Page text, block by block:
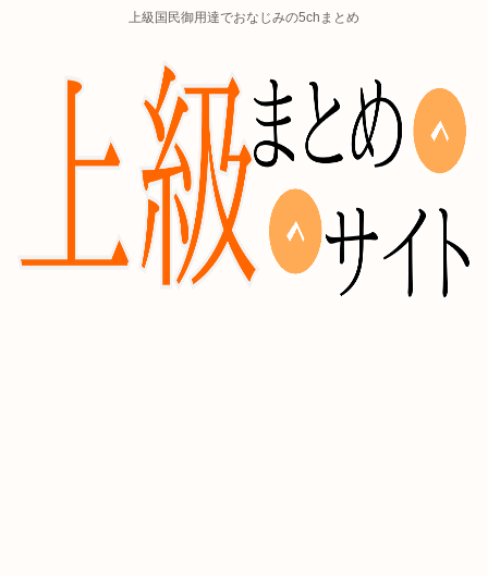
上級国民御用達でおなじみの5chまとめ